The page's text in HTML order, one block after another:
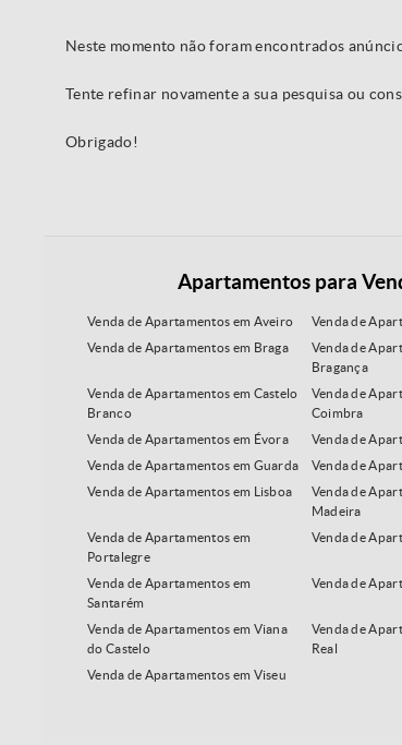
Neste momento não foram encontrados
Tente refinar novamente a sua pesquisa ou
Obrigado!
Apartamentos para
Venda de Apartamentos em Aveiro
Venda de
Venda de Apartamentos em Braga
Venda de
Bragança
Venda de Apartamentos em Castelo
Branco
Venda de
Coimbra
Venda de Apartamentos em Évora
Venda de
Venda de Apartamentos em Guarda
Venda de
Venda de Apartamentos em Lisboa
Venda de
Madeira
Venda de Apartamentos em
Portalegre
Venda de
Venda de Apartamentos em
Santarém
Venda de
Venda de Apartamentos em Viana
do Castelo
Venda de
Real
Venda de Apartamentos em Viseu